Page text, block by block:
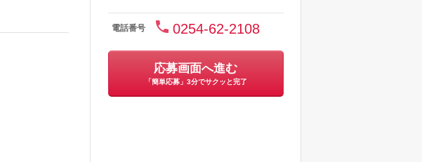
電話番号 0254-62-2108
応募画面へ進む
「簡単応募」3分でサクッと完了